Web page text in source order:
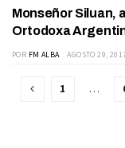
Monseñor Siluan,
Ortodoxa
POR FM ALBA AGOSTO 29,
1 …